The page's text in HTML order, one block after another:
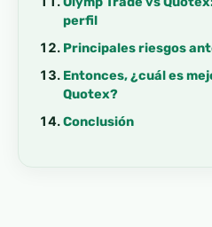
perfil
Principales riesgos
Entonces, ¿cuál es
Quotex?
Conclusión